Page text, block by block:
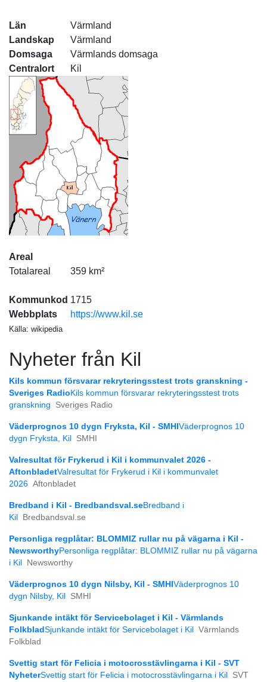
Län
Värmland
Landskap
Värmland
Domsaga
Värmlands domsaga
Centralort
Kil
Areal
Totalareal
359 km²
Kommunkod 1715
Webbplats
https://www.kil.se
Källa: wikipedia
Nyheter från Kil
Kils kommun försvarar rekryteringsstest trots granskning -
Sveriges Radio Kils kommun försvarar rekryteringsstest trots
granskning
Sveriges Radio
Väderprognos 10 dygn Fryksta, Kil - SMHI Väderprognos 10
dygn Fryksta, Kil
SMHI
Valresultat för Frykerud i Kil i kommunvalet 2026 -
AftonbladetValresultat för Frykerud i Kil i kommunvalet
2026 Aftonbladet
Bredband i Kil - Bredbandsval.seBredband i
Kil
Bredbandsval.se
Personliga regplåtar: BLOMMIZ rullar nu på vägarna i Kil -
NewsworthyPersonliga regplåtar: BLOMMIZ rullar nu på vägarna
i Kil
Newsworthy
Väderprognos 10 dygn Nilsby, Kil - SMHI Väderprognos 10
dygn Nilsby, Kil
SMHI
Sjunkande intäkt för Servicebolaget i Kil - Värmlands
Folkblad Sjunkande intäkt för Servicebolaget i Kil
Värmlands
Folkblad
Svettig start för Felicia i motocrosstävlingarna i Kil - SVT
NyheterSvettig start för Felicia i motocrosstävlingarna i Kil
SVT